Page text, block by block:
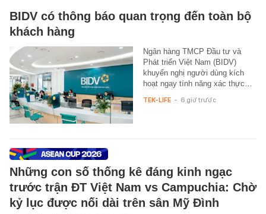
BIDV có thông báo quan trọng đến toàn bộ
khách hàng
Ngân hàng TMCP Đầu tư và
Phát triển Việt Nam (BIDV)
khuyến nghị người dùng kích
hoạt ngay tính năng xác thực…
TEK-LIFE - 6 giờ trước
Những con số thống kê đáng kinh ngạc
trước trận ĐT Việt Nam vs Campuchia: Chờ
kỷ lục được nối dài trên sân Mỹ Đình